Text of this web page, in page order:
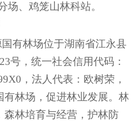
场、鸡笼山林科站。
有林场位于湖南省江永县
号，统一社会信用代码：
，法人代表：欧树荣，
有林场，促进林业发展。林
森林培育与经营，护林防